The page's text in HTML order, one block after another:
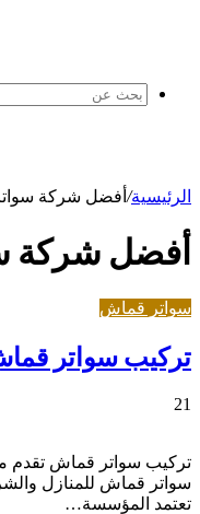
الرئيسية/ أفضل شركة
أفضل شركة
سواتر قماش
تركيب سواتر
21
تركيب سواتر قماش تقدم
سواتر قماش للمنازل
تعتمد المؤسسة…